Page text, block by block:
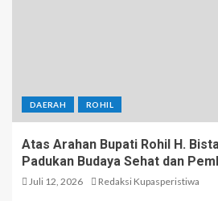
DAERAH ROHIL
Atas Arahan Bupati Rohil H.
Padukan Budaya Sehat dan
Juli 12, 2026 Redaksi Kupasperistiwa